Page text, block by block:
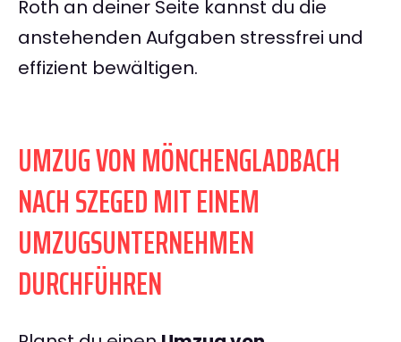
Roth an deiner Seite kannst du die
anstehenden Aufgaben stressfrei und
effizient bewältigen.
UMZUG VON MÖNCHENGLADBACH
NACH SZEGED MIT EINEM
UMZUGSUNTERNEHMEN
DURCHFÜHREN